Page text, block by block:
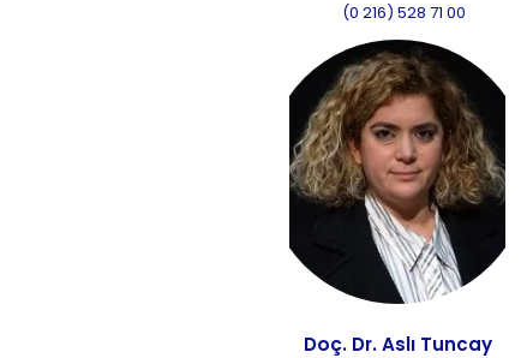
(0 216) 528 71 00
Doç. Dr. Aslı Tuncay